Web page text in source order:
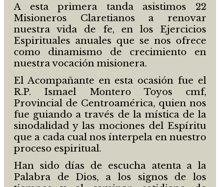
A esta primera tanda asistimos 22
Misioneros Claretianos a renovar
nuestra vida de fe, en los Ejercicios
Espirituales anuales que se nos ofrece
como dinamismo de crecimiento en
nuestra vocación misionera.
El Acompañante en esta ocasión fue el
R.P. Ismael Montero Toyos cmf,
Provincial de Centroamérica, quien nos
fue guiando a través de la mística de la
sinodalidad y las mociones del Espíritu
que a cada cual nos ínterpela en nuestro
proceso espiritual.
Han sido días de escucha atenta a la
Palabra de Dios, a los signos de los